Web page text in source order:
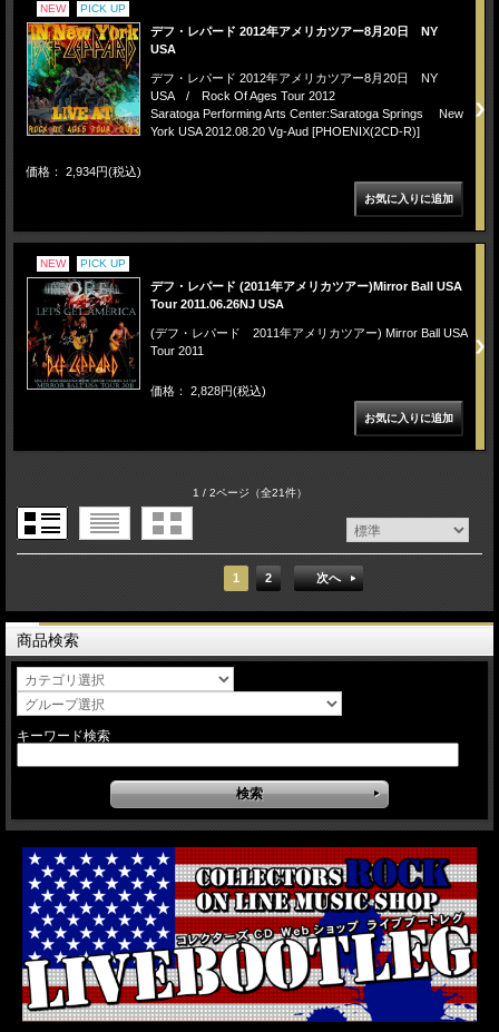
NEW PICK UP
デフ・レパード 2012年アメリカツアー8月20日 NY
USA
デフ・レパード 2012年アメリカツアー8月20日 NY
USA / Rock Of Ages Tour 2012
Saratoga Performing Arts Center:Saratoga Springs New
York USA 2012.08.20 Vg-Aud [PHOENIX(2CD-R)]
価格： 2,934円(税込)
NEW PICK UP
デフ・レパード (2011年アメリカツアー)Mirror Ball USA
Tour 2011.06.26NJ USA
(デフ・レパード 2011年アメリカツアー) Mirror Ball USA
Tour 2011
価格： 2,828円(税込)
1 / 2ページ（全21件）
1 2 次へ
商品検索
キーワード検索